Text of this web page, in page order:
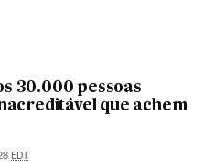
30.000 pessoas
que achem
EDT